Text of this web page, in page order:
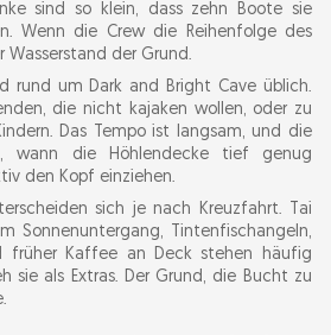
sind so klein, dass zehn Boote sie
Wenn die Crew die Reihenfolge des
der Grund.
rund um Dark and Bright Cave üblich.
die nicht kajaken wollen, oder zu
Das Tempo ist langsam, und die
wann die Höhlendecke tief genug
den Kopf einziehen.
sich je nach Kreuzfahrt. Tai
Sonnenuntergang, Tintenfischangeln,
früher Kaffee an Deck stehen häufig
sie als Extras. Der Grund, die Bucht zu